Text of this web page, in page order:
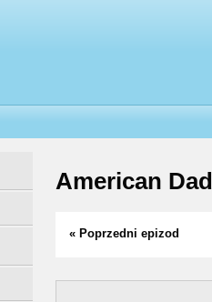
American Dad
« Poprzedni epizod